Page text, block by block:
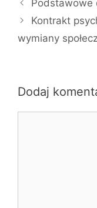
Podstawowe
Kontrakt
wymiany
Dodaj